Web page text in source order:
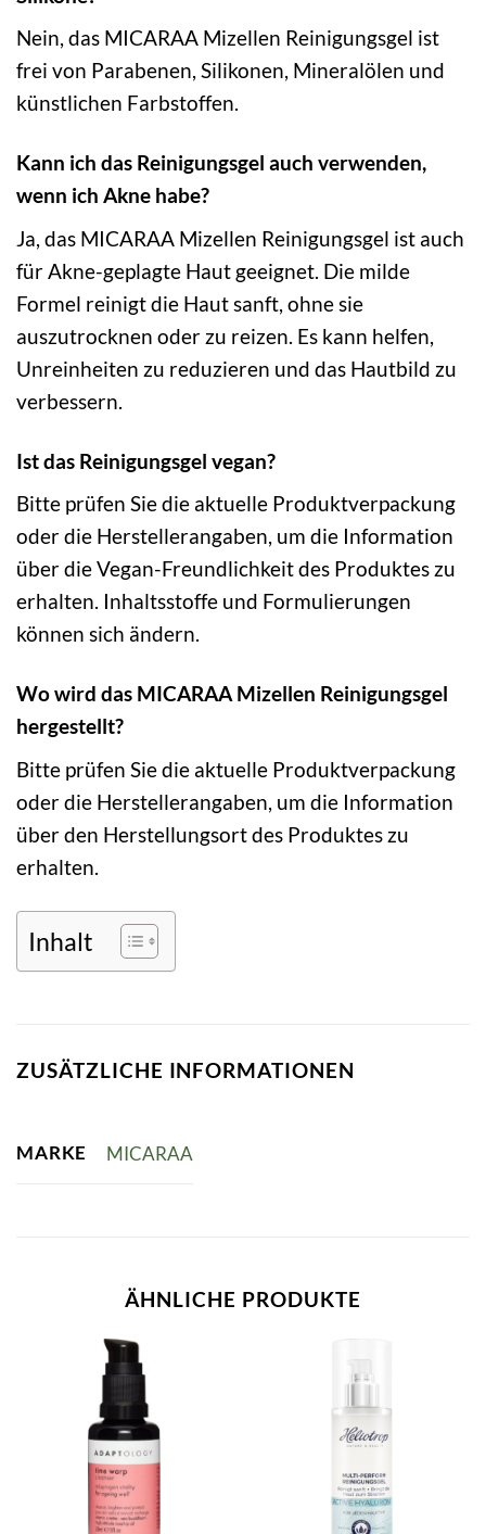
Nein, das MICARAA Mizellen Reinigungsgel ist
frei von Parabenen, Silikonen, Mineralölen und
künstlichen Farbstoffen.
Kann ich das Reinigungsgel auch verwenden,
wenn ich Akne habe?
Ja, das MICARAA Mizellen Reinigungsgel ist auch
für Akne-geplagte Haut geeignet. Die milde
Formel reinigt die Haut sanft, ohne sie
auszutrocknen oder zu reizen. Es kann helfen,
Unreinheiten zu reduzieren und das Hautbild zu
verbessern.
Ist das Reinigungsgel vegan?
Bitte prüfen Sie die aktuelle Produktverpackung
oder die Herstellerangaben, um die Information
über die Vegan-Freundlichkeit des Produktes zu
erhalten. Inhaltsstoffe und Formulierungen
können sich ändern.
Wo wird das MICARAA Mizellen Reinigungsgel
hergestellt?
Bitte prüfen Sie die aktuelle Produktverpackung
oder die Herstellerangaben, um die Information
über den Herstellungsort des Produktes zu
erhalten.
Inhalt
ZUSÄTZLICHE INFORMATIONEN
MARKE MICARAA
ÄHNLICHE PRODUKTE